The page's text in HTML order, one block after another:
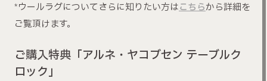
*ウールラグについてさらに知りたい方はこちらから詳細を
ご覧頂けます。
ご購入特典「アルネ・ヤコブセン テーブルク
ロック」